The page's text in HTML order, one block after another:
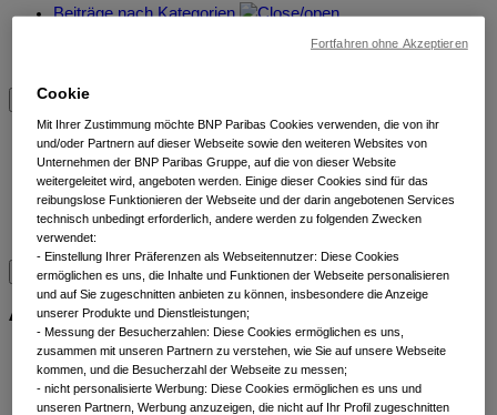
Beiträge nach Kategorien
Lernen Sie unsere Experten kennen
Übersicht
Übersicht
Nachhaltigkeit
Kontakt
Alle Anlageklassen
Alternatives
Aktien
Anleihen
Cookie
Mit Ihrer Zustimmung möchte BNP Paribas Cookies verwenden, die von ihr
und/oder Partnern auf dieser Webseite sowie den weiteren Websites von
Unternehmen der BNP Paribas Gruppe, auf die von dieser Website
weitergeleitet wird, angeboten werden. Einige dieser Cookies sind für das
reibungslose Funktionieren der Webseite und der darin angebotenen Services
technisch unbedingt erforderlich, andere werden zu folgenden Zwecken
verwendet:
​ - Einstellung Ihrer Präferenzen als Webseitennutzer: Diese Cookies
ermöglichen es uns, die Inhalte und Funktionen der Webseite personalisieren
und auf Sie zugeschnitten anbieten zu können, insbesondere die Anzeige
unserer Produkte und Dienstleistungen;
- Messung der Besucherzahlen: Diese Cookies ermöglichen es uns,
zusammen mit unseren Partnern zu verstehen, wie Sie auf unsere Webseite
kommen, und die Besucherzahl der Webseite zu messen;
- nicht personalisierte Werbung: Diese Cookies ermöglichen es uns und
unseren Partnern, Werbung anzuzeigen, die nicht auf Ihr Profil zugeschnitten
Fortfahren ohne Akzeptieren